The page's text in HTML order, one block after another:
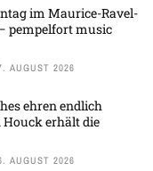
im Maurice-Ravel-
pempelfort music
AUGUST 2026
ehren endlich
erhält die
AUGUST 2026